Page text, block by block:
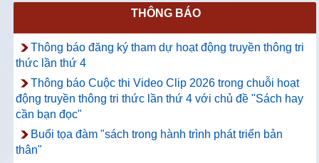
THÔNG BÁO
Thông báo đăng ký tham dự hoạt động truyền thông tri
thức lần thứ 4
Thông báo Cuộc thi Video Clip 2026 trong chuỗi hoạt
động truyền thông tri thức lần thứ 4 với chủ đề "Sách hay
cần bạn đọc"
Buổi tọa đàm "sách trong hành trình phát triển bản
thân"